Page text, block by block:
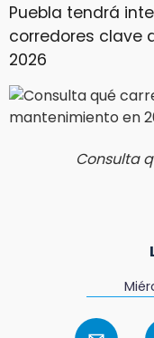
Puebla tendrá
corredores clave
2026
Consulta